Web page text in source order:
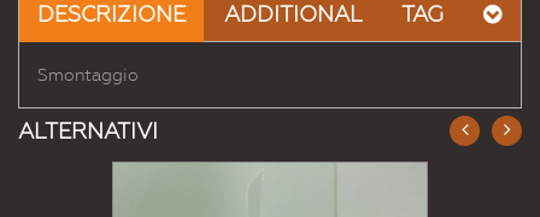
Amico
DESCRIZIONE ADDITIONAL TAG
Smontaggio
ALTERNATIVI